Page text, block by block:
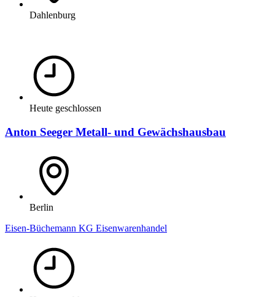
Dahlenburg
Heute geschlossen
Anton Seeger Metall- und Gewächshausbau
Berlin
Eisen-Büchemann KG Eisenwarenhandel